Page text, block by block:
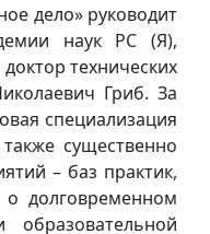
дело» руководит
наук РС (Я),
технических
Гриб. За
специализация
существенно
– баз практик,
долговременном
образовательной